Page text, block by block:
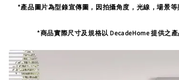
*產品圖片為型錄宣傳圖，因拍攝角度， 光線，場景等
*商品實際尺寸及規格以 DecadeHome 提供之產